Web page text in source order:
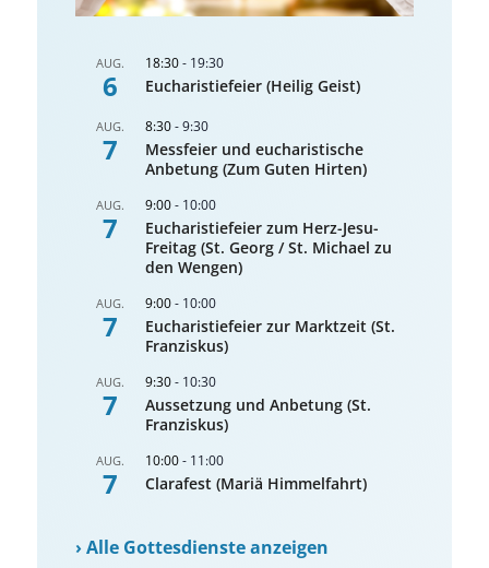
AUG.
6
18:30- 19:30
Eucharistiefeier (Heilig Geist)
AUG.
7
8:30-9:30
Messfeier und eucharistische
Anbetung (Zum Guten Hirten)
AUG.
7
9:00- 10:00
Eucharistiefeier zum Herz-Jesu-
Freitag (St. Georg / St. Michael zu
den Wengen)
AUG.
7
9:00- 10:00
Eucharistiefeier zur Marktzeit (St.
Franziskus)
AUG.
7
9:30- 10:30
Aussetzung und Anbetung (St.
Franziskus)
AUG.
7
10:00- 11:00
Clarafest (Mariä Himmelfahrt)
›Alle Gottesdienste anzeigen